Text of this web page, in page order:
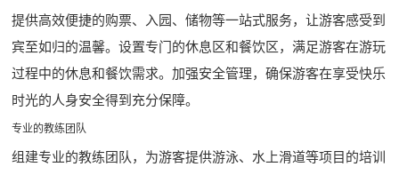
提供高效便捷的购票、入园、储物等一站式服务，让游客感受到
宾至如归的温馨。设置专门的休息区和餐饮区，满足游客在游玩
过程中的休息和餐饮需求。加强安全管理，确保游客在享受快乐
时光的人身安全得到充分保障。
专业的教练团队
组建专业的教练团队，为游客提供游泳、水上滑道等项目的培训